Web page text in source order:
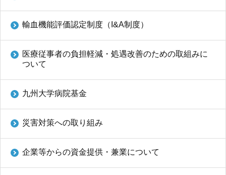
輸血機能評価認定制度（I&A制度）
医療従事者の負担軽減・処遇改善のための取組みに
ついて
九州大学病院基金
災害対策への取り組み
企業等からの資金提供・兼業について